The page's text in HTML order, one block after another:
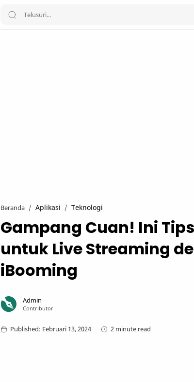
Beranda Aplikasi Teknologi
Gampang Cuan! Ini
untuk Live Streaming
iBooming
2 minute read